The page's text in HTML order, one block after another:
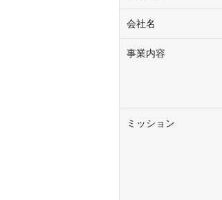
会社名
事業内容
ミッション